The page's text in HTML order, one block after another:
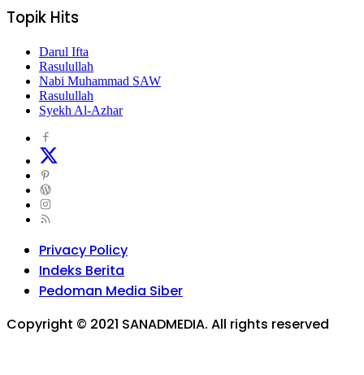
Topik Hits
Darul Ifta
Rasulullah
Nabi Muhammad SAW
Rasulullah
Syekh Al-Azhar
Privacy Policy
Indeks Berita
Pedoman Media Siber
Copyright © 2021 SANADMEDIA. All rights reserved